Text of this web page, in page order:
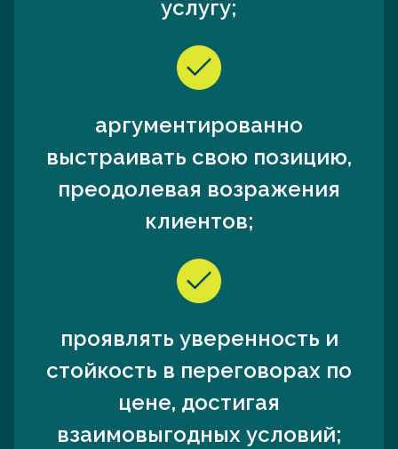
услугу;
аргументированно
выстраивать свою позицию,
преодолевая возражения
клиентов;
проявлять уверенность и
стойкость в переговорах по
цене, достигая
взаимовыгодных условий;